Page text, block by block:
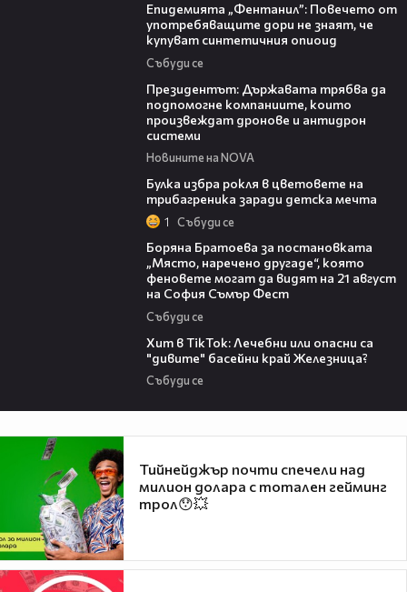
Епидемията „Фентанил”: Повечето от
употребяващите дори не знаят, че
купуват синтетичния опиоид
Събуди се
Президентът: Държавата трябва да
подпомогне компаниите, които
произвеждат дронове и антидрон
системи
Новините на NOVA
Булка избра рокля в цветовете на
трибагреника заради детска мечта
1 Събуди се
Боряна Братоева за постановката
„Място, наречено другаде“, която
феновете могат да видят на 21 август
на София Съмър Фест
Събуди се
Хит в TikTok: Лечебни или опасни са
"дивите" басейни край Железница?
Събуди се
Тийнейджър почти спечели над
милион долара с тотален гейминг
трол😯💥